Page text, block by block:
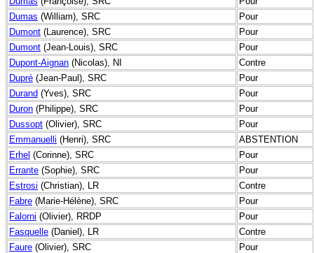
Dumas (William), SRC
Pour
Dumont (Laurence), SRC
Pour
Dumont (Jean-Louis), SRC
Pour
Dupont-Aignan (Nicolas), NI
Contre
Dupré (Jean-Paul), SRC
Pour
Durand (Yves), SRC
Pour
Duron (Philippe), SRC
Pour
Dussopt (Olivier), SRC
Pour
Emmanuelli (Henri), SRC
ABSTENTION
Erhel (Corinne), SRC
Pour
Errante (Sophie), SRC
Pour
Estrosi (Christian), LR
Contre
Fabre (Marie-Hélène), SRC
Pour
Falorni (Olivier), RRDP
Pour
Fasquelle (Daniel), LR
Contre
Faure (Olivier), SRC
Pour